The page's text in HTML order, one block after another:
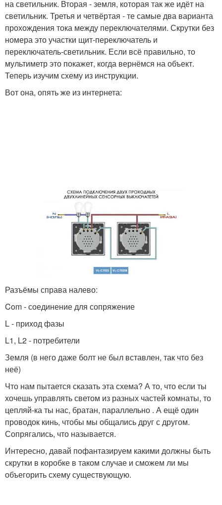
на светильник. Вторая - земля, которая так же идёт на
светильник. Третья и четвёртая - те самые два варианта
прохождения тока между переключателями. Скрутки без
номера это участки щит-переключатель и
переключатель-светильник. Если всё правильно, то
мультиметр это покажет, когда вернёмся на объект.
Теперь изучим схему из инструкции.
Вот она, опять же из интернета:
Разъёмы справа налево:
Com - соединение для сопряжение
L - приход фазы
L1, L2 - потребители
Земля (в него даже болт не был вставлен, так что без
неё)
Что нам пытается сказать эта схема? А то, что если ты
хочешь управлять светом из разных частей комнаты, то
цепляй-ка ты нас, братан, параллельно . А ещё один
проводок кинь, чтобы мы общались друг с другом.
Сопрягались, что называется.
Интересно, давай пофантазируем какими должны быть
скрутки в коробке в таком случае и сможем ли мы
объегорить схему существующую.